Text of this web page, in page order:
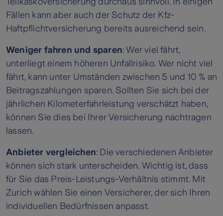
Fällen kann aber auch der Schutz der Kfz-
Haftpflichtversicherung bereits ausreichend sein.
Weniger fahren und sparen: Wer viel fährt,
unterliegt einem höheren Unfallrisiko. Wer nicht viel
fährt, kann unter Umständen zwischen 5 und 10 % an
Beitragszahlungen sparen. Sollten Sie sich bei der
jährlichen Kilometerfahrleistung verschätzt haben,
können Sie dies bei Ihrer Versicherung nachtragen
lassen.
Anbieter vergleichen: Die verschiedenen Anbieter
können sich stark unterscheiden. Wichtig ist, dass
für Sie das Preis-Leistungs-Verhältnis stimmt. Mit
Zurich wählen Sie einen Versicherer, der sich Ihren
individuellen Bedürfnissen anpasst.